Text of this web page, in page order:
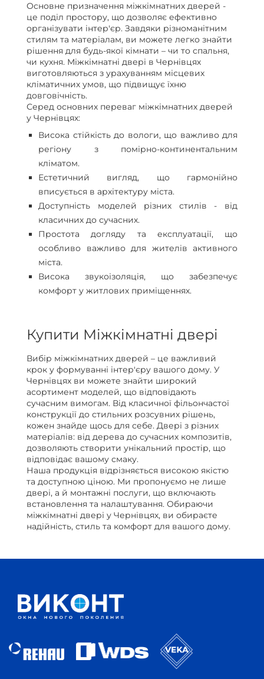
Основне призначення міжкімнатних дверей -
це поділ простору, що дозволяє ефективно
організувати інтер'єр. Завдяки різноманітним
стилям та матеріалам, ви можете легко знайти
рішення для будь-якої кімнати – чи то спальня,
чи кухня. Міжкімнатні двері в Чернівцях
виготовляються з урахуванням місцевих
кліматичних умов, що підвищує їхню
довговічність.
Серед основних переваг міжкімнатних дверей
у Чернівцях:
Висока стійкість до вологи, що важливо для
регіону з помірно-континентальним
кліматом.
Естетичний вигляд, що гармонійно
вписується в архітектуру міста.
Доступність моделей різних стилів - від
класичних до сучасних.
Простота догляду та експлуатації, що
особливо важливо для жителів активного
міста.
Висока звукоізоляція, що забезпечує
комфорт у житлових приміщеннях.
Купити Міжкімнатні двері
Вибір міжкімнатних дверей – це важливий
крок у формуванні інтер'єру вашого дому. У
Чернівцях ви можете знайти широкий
асортимент моделей, що відповідають
сучасним вимогам. Від класичної фільончастої
конструкції до стильних розсувних рішень,
кожен знайде щось для себе. Двері з різних
матеріалів: від дерева до сучасних композитів,
дозволяють створити унікальний простір, що
відповідає вашому смаку.
Наша продукція відрізняється високою якістю
та доступною ціною. Ми пропонуємо не лише
двері, а й монтажні послуги, що включають
встановлення та налаштування. Обираючи
міжкімнатні двері у Чернівцях, ви обираєте
надійність, стиль та комфорт для вашого дому.